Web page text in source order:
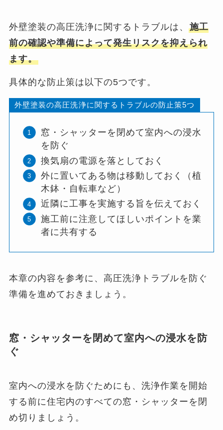
外壁塗装の高圧洗浄に関するトラブルは、施工
前の確認や準備によって発生リスクを抑えられ
ます。
具体的な防止策は以下の5つです。
外壁塗装の高圧洗浄に関するトラブルの防止策5つ
窓・シャッターを閉めて室内への浸水
を防ぐ
換気扇の電源を落としておく
外に置いてある物は移動しておく（植
木鉢・自転車など）
近隣に工事を実施する旨を伝えておく
施工前に注意してほしいポイントを業
者に共有する
本章の内容を参考に、高圧洗浄トラブルを防ぐ
準備を進めておきましょう。
窓・シャッターを閉めて室内への浸水を防
ぐ
室内への浸水を防ぐためにも、洗浄作業を開始
する前に住宅内のすべての窓・シャッターを閉
め切りましょう。